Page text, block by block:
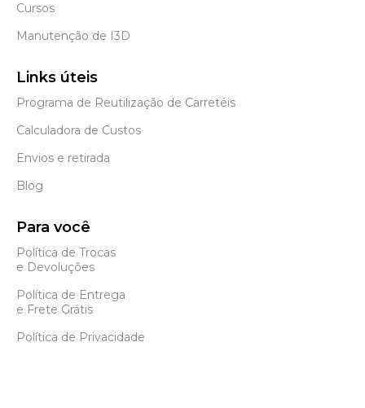
Cursos
Manutenção de I3D
Links úteis
Programa de Reutilização de Carretéis
Calculadora de Custos
Envios e retirada
Blog
Para você
Política de Trocas
e Devoluções
Política de Entrega
e Frete Grátis
Política de Privacidade